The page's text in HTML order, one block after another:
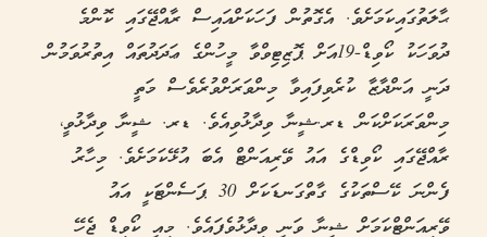
ޙާލަތުގައިކަމަށެވެ. އެގޮތުން ފަހަކަށްއައިސް ރާއްޖޭގައި ކޮންމެ
ދުވަހަކު ކޯވިޑް-19އަށް ޕޮޒިޓިވްވާ މީހުންގެ ޢަދަދުތައް އިތުރުވަމުން
ދަނީ އަންދާޒާ ކުރެވިފައިވާ މިންވަރަށްވުރެވެސް މަތީ
މިންވަރަކަށްކަން ޑރ.ޝީނާ ވިދާޅުވިއެވެ. ޑރ. ޝީނާ ވިދާޅުވީ،
ރާއްޖޭގައި ކޯވިޑްގެ އައު ވޭރިއަންޓް އެބަ އުޅޭކަމަށެވެ. މިހާރު
ފެންނަ ކޭސްތަކުގެ ގާތްގަނޑަކަށް 30 ޕަސެންޓަކީ އައު
ވޭރިއަންޓްކަމަށް ޝީނާ ވަނީ ވިދާޅުވެފައެވެ. މިއީ ކޯވިޑް ޖެހޭ